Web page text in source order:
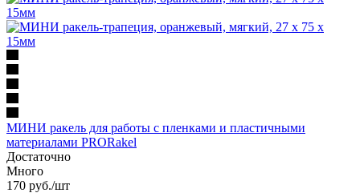
МИНИ ракель для работы с пленками и пластичными
материалами PRORakel
Достаточно
Много
170 руб./шт